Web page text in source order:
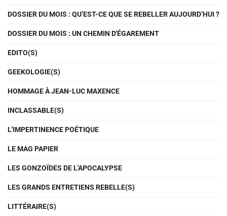
DOSSIER DU MOIS : QU’EST-CE QUE SE REBELLER AUJOURD’HUI ?
DOSSIER DU MOIS : UN CHEMIN D'ÉGAREMENT
EDITO(S)
GEEKOLOGIE(S)
HOMMAGE À JEAN-LUC MAXENCE
INCLASSABLE(S)
L'IMPERTINENCE POÉTIQUE
LE MAG PAPIER
LES GONZOÏDES DE L'APOCALYPSE
LES GRANDS ENTRETIENS REBELLE(S)
LITTÉRAIRE(S)